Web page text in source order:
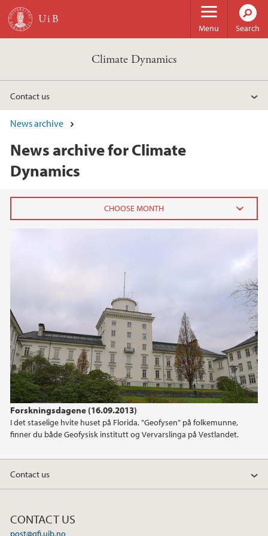
Skip to main content
Menu Search
Climate Dynamics
Contact us
News archive
News archive for Climate
Dynamics
Forskningsdagene (16.09.2013)
I det staselige hvite huset på Florida, "Geofysen" på folkemunne,
finner du både Geofysisk institutt og Vervarslinga på Vestlandet.
January (1)
2021
2020
2019
2018
2017
2016
2015
Contact us
CONTACT US
post@gfi.uib.no